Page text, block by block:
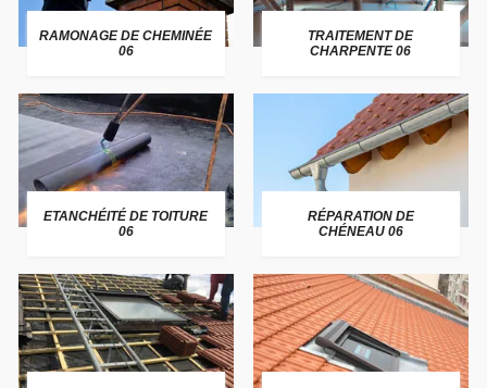
RAMONAGE DE CHEMINÉE
06
TRAITEMENT DE
CHARPENTE 06
ETANCHÉITÉ DE TOITURE
06
RÉPARATION DE
CHÉNEAU 06